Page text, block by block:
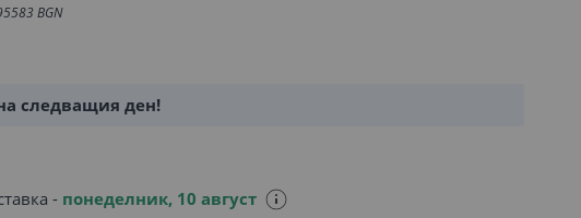
BGN
следващия ден!
- понеделник, 10 август